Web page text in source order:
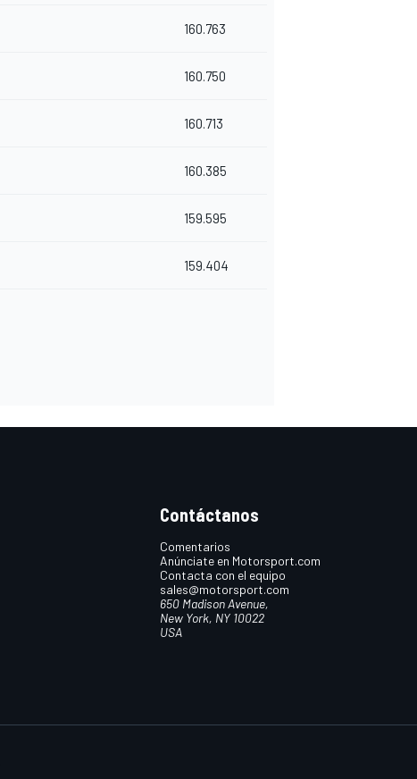
160.763
160.750
160.713
160.385
159.595
159.404
Contáctanos
Comentarios
Anúnciate en Motorsport.com
Contacta con el equipo
sales@motorsport.com
650 Madison Avenue,
New York, NY 10022
USA